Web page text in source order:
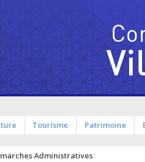
Tourisme Patrimoine
Administratives